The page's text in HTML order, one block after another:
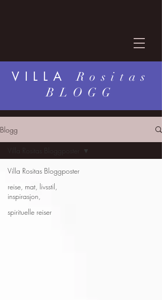
VILLARositas
BLOGG
Blogg
Villa Rositas Bloggposter
reise, mat, livsstil,
inspirasjon,
spirituelle reiser